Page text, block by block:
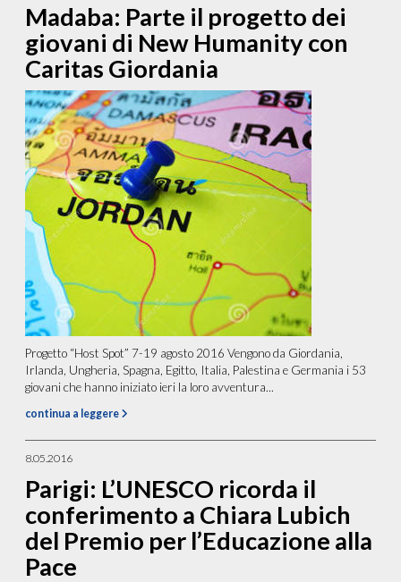
Madaba: Parte il progetto dei
giovani di New Humanity con
Caritas Giordania
Progetto “Host Spot” 7-19 agosto 2016 Vengono da Giordania,
Irlanda, Ungheria, Spagna, Egitto, Italia, Palestina e Germania i 53
giovani che hanno iniziato ieri la loro avventura...
continua a leggere
8.05.2016
Parigi: L’UNESCO ricorda il
conferimento a Chiara Lubich
del Premio per l’Educazione alla
Pace